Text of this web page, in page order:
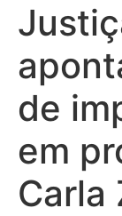
de
em
Carla